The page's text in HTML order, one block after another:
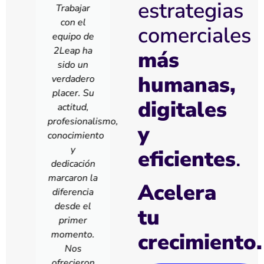
Nuestra
alianza con
2Leap ha
tremendamente
valiosa. El
equipo
amplia
experiencia
mundo de
ventas
B2B. 2Leap
se ha
convertido
estrategias
comerciales
más
humanas,
digitales
y
eficientes.
Acelera
tu
crecimiento.